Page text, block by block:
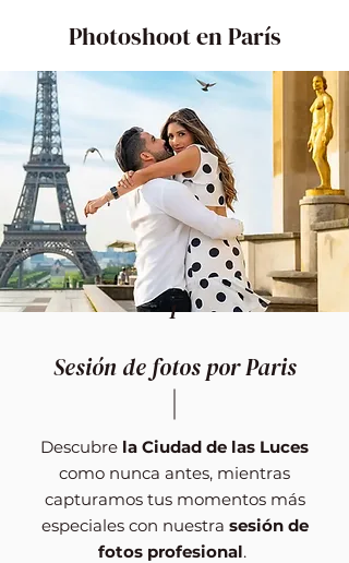
Photoshoot en París
1
Sesión de fotos por Paris
Descubre la Ciudad de las Luces
como nunca antes, mientras
capturamos tus momentos más
especiales con nuestra sesión de
fotos profesional.